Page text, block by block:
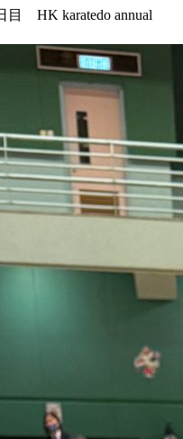
目 HK karatedo annual